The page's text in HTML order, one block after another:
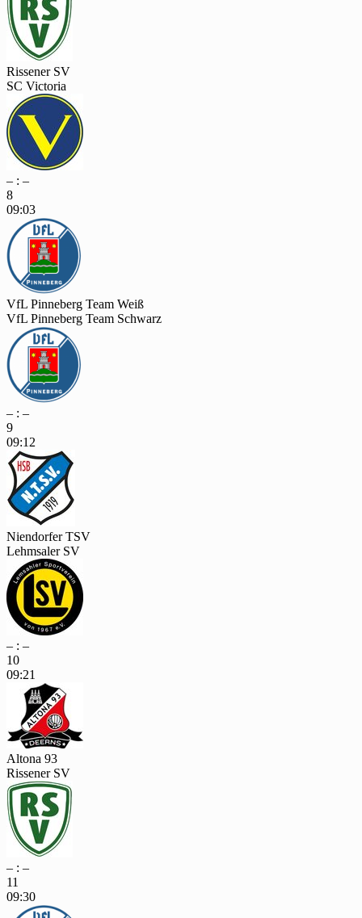
Rissener SV
SC Victoria
– : –
8
09:03
VfL Pinneberg Team Weiß
VfL Pinneberg Team Schwarz
– : –
9
09:12
Niendorfer TSV
Lehmsaler SV
– : –
10
09:21
Altona 93
Rissener SV
– : –
11
09:30